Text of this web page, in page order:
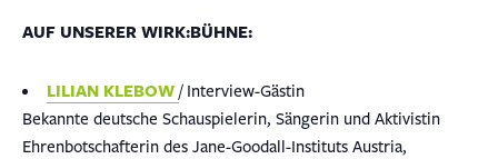
AUF UNSERER WIRK:BÜHNE:
LILIAN KLEBOW / Interview-Gästin
Bekannte deutsche Schauspielerin, Sängerin und Aktivistin
Ehrenbotschafterin des Jane-Goodall-Instituts Austria,